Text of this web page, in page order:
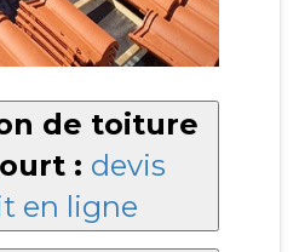
de toiture
: devis
en ligne